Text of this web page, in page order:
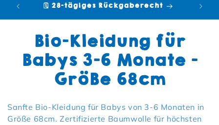
🗓️ 28-tägiges Rückgaberecht
Kategorie:
Bio-Kleidung für
Babys 3-6 Monate –
Größe 68cm
Sanfte Bio-Kleidung für Babys von 3-6 Monaten in
Größe 68cm. Zertifizierte Baumwolle für höchsten